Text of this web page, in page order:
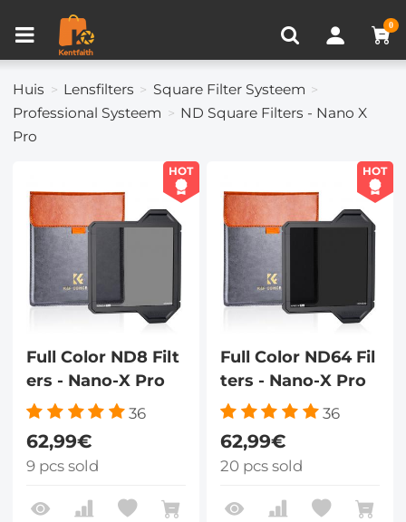
0
Huis Lensfilters
Square Filter Systeem
Professional Systeem
ND Square Filters - Nano X
Pro
HOT
Full Color ND8 Filt
ers - Nano-X Pro
36
62,99€
9 pcs sold
HOT
Full Color ND64 Fil
ters - Nano-X Pro
36
62,99€
20 pcs sold